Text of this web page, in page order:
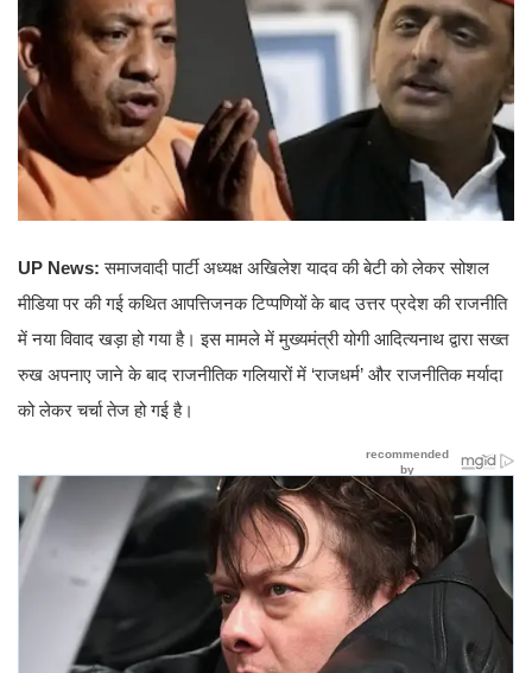
UP News:समाजवादी पार्टी अध्यक्ष अखिलेश यादव की बेटी को लेकर सोशल
मीडिया पर की गई कथित आपत्तिजनक टिप्पणियों के बाद उत्तर प्रदेश की राजनीति
में नया विवाद खड़ा हो गया है। इस मामले में मुख्यमंत्री योगी आदित्यनाथ द्वारा सख्त
रुख अपनाए जाने के बाद राजनीतिक गलियारों में ‘राजधर्म’ और राजनीतिक मर्यादा
को लेकर चर्चा तेज हो गई है।